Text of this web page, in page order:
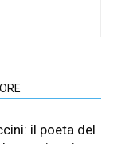
il poeta del